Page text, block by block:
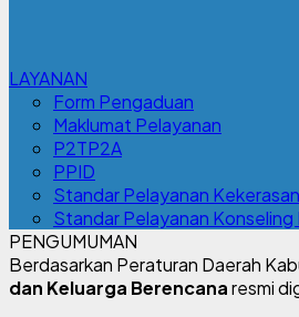
LAYANAN
Form Pengaduan
Maklumat Pelayanan
P2TP2A
PPID
Standar Pelayanan
Standar Pelayanan
PENGUMUMAN
Berdasarkan Peraturan Daerah
dan Keluarga Berencanaresmi